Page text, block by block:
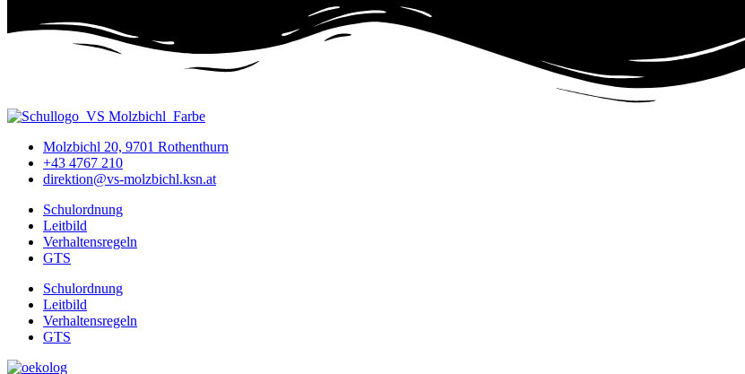
Molzbichl 20, 9701 Rothenthurn
+43 4767 210
direktion@vs-molzbichl.ksn.at
Schulordnung
Leitbild
Verhaltensregeln
GTS
Schulordnung
Leitbild
Verhaltensregeln
GTS